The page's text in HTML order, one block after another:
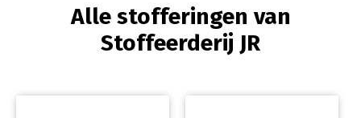
Alle stofferingen van
Stoffeerderij JR